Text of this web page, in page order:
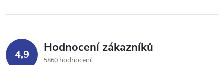
4,9 Hodnocení zákazníků
5860 hodnocení